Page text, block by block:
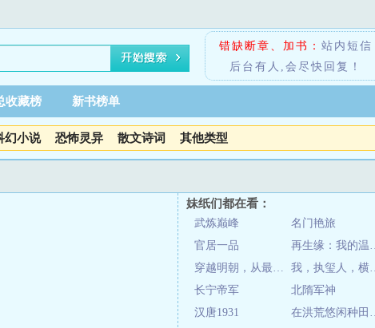
错缺断章、加书： 站内短信
后台有人,会尽快回复！
收藏榜 新书榜单
幻小说 恐怖灵异 散文诗词 其他类型
妹纸们都在看：
武炼巅峰
名门艳旅
官居一品
再生缘：我
穿越明朝，从最穷国舅开始种田
我，执玺
长宁帝军
北隋军神
汉唐1931
在洪荒